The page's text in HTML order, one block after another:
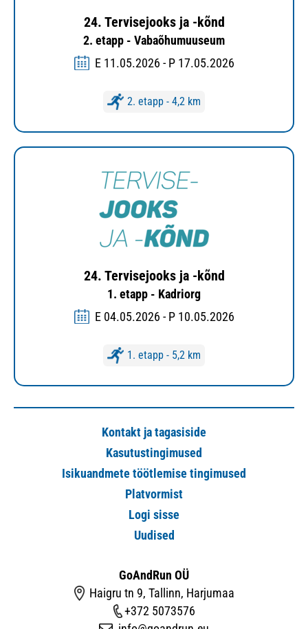
24. Tervisejooks ja -kõnd
2. etapp - Vabaõhumuuseum
E 11.05.2026 - P 17.05.2026
2. etapp - 4,2 km
24. Tervisejooks ja -kõnd
1. etapp - Kadriorg
E 04.05.2026 - P 10.05.2026
1. etapp - 5,2 km
Kontakt ja tagasiside
Kasutustingimused
Isikuandmete töötlemise tingimused
Platvormist
Logi sisse
Uudised
GoAndRun OÜ
Haigru tn 9, Tallinn, Harjumaa
+372 5073576